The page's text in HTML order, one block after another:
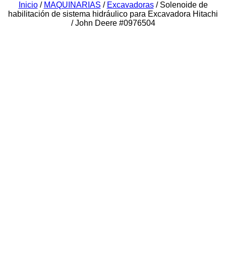
Inicio/ MAQUINARIAS / Excavadoras/ Solenoide de
habilitación de sistema hidráulico para Excavadora Hitachi
/ John Deere #0976504